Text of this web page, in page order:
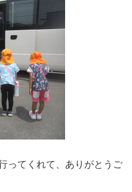
ってくれて、ありがとうご